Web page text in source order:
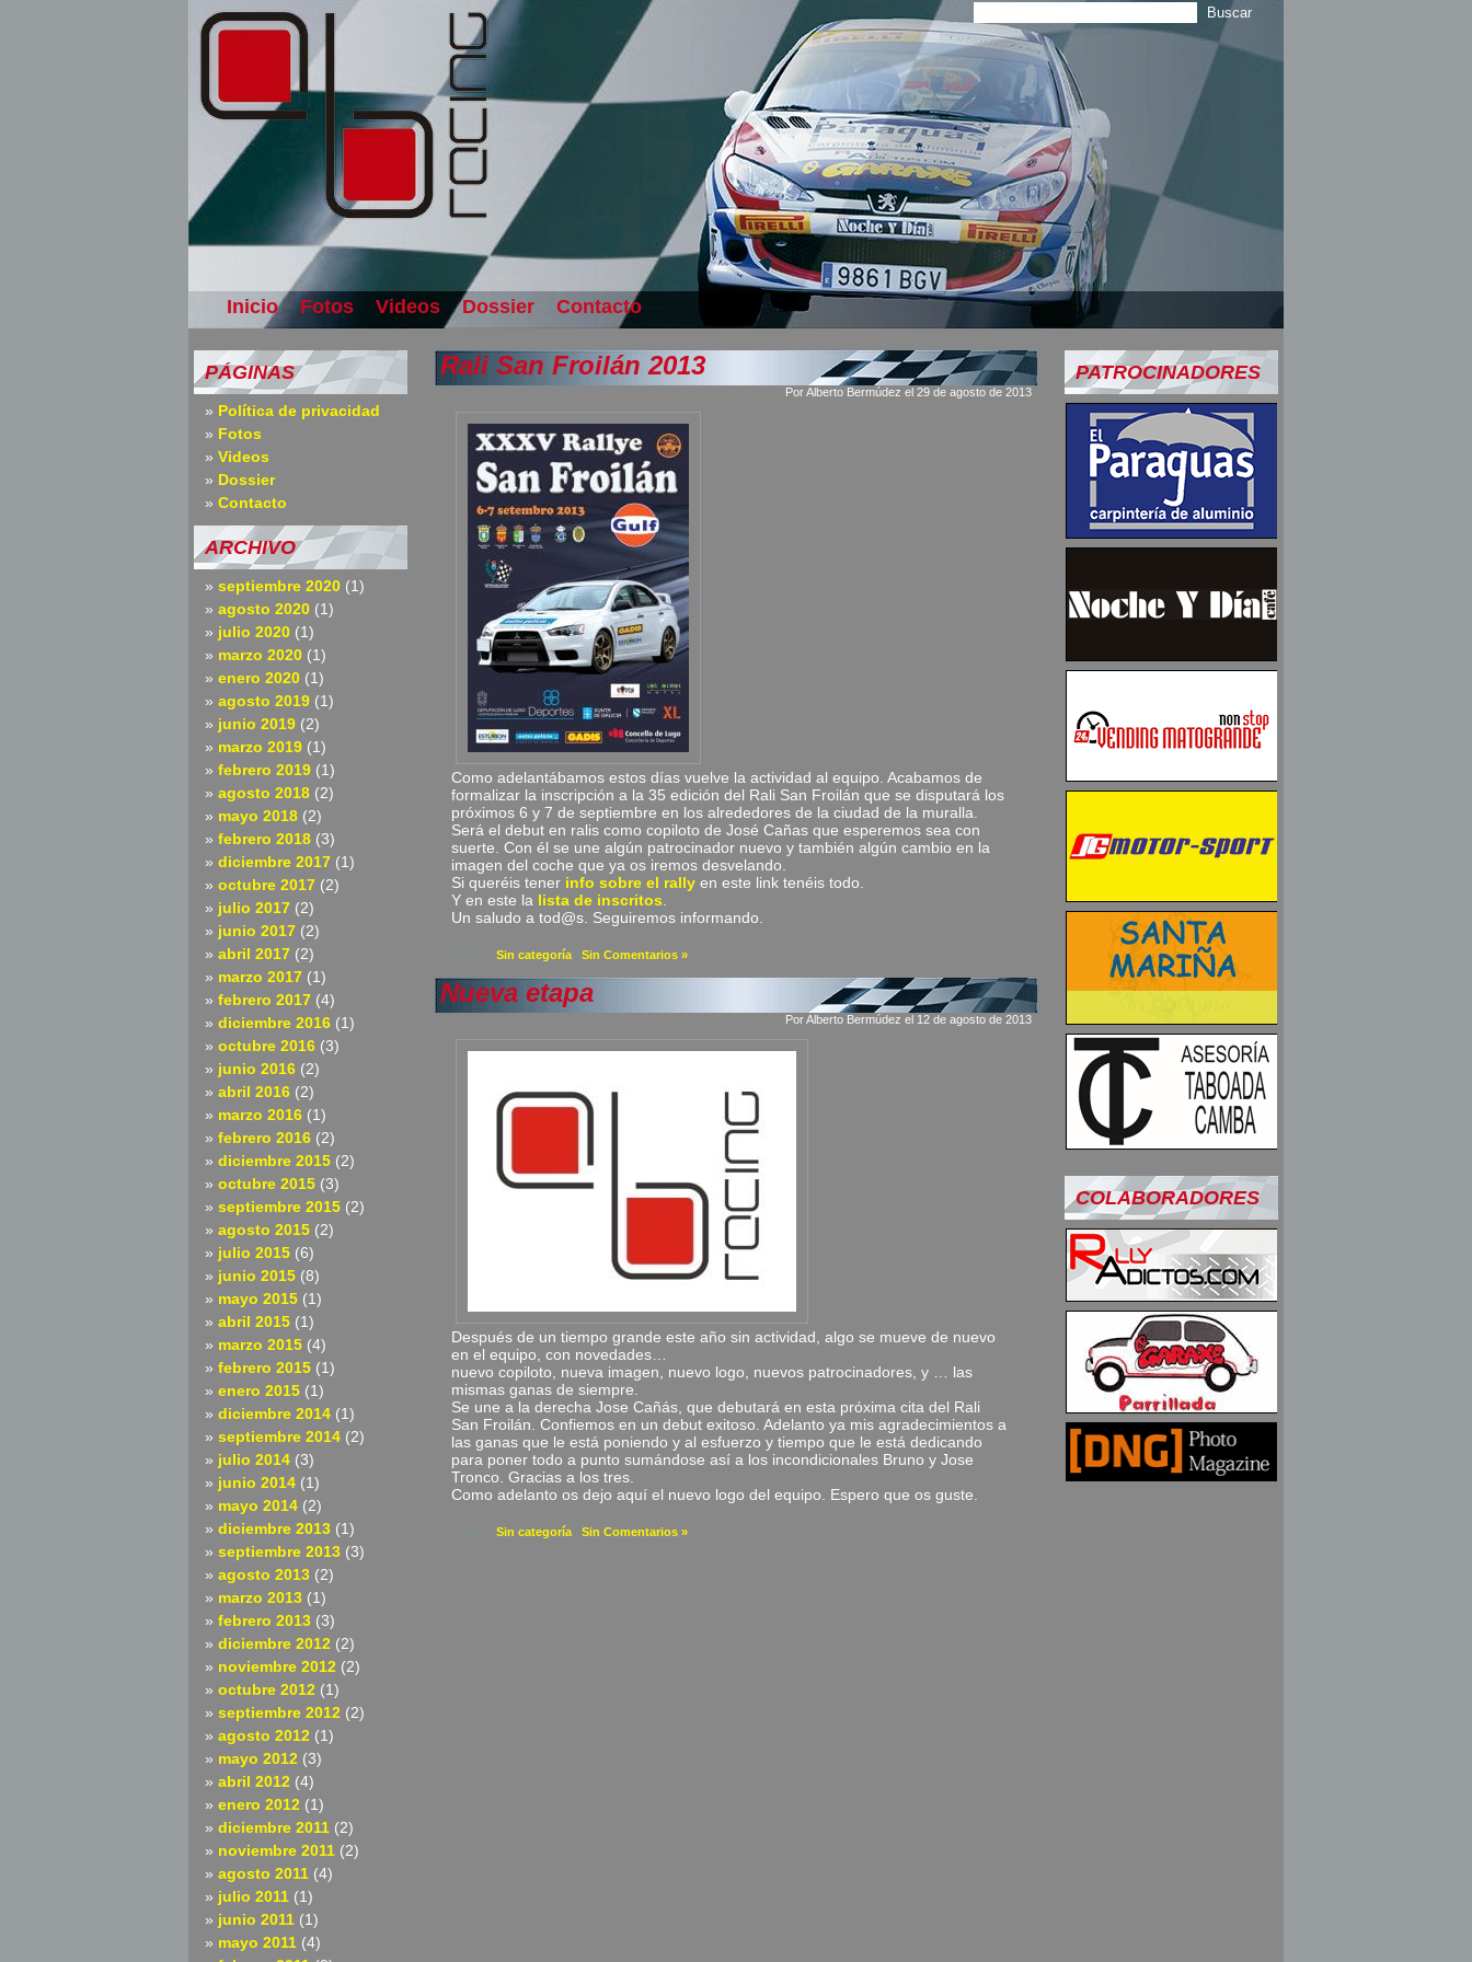
Inicio Fotos Videos Dossier Contacto
PÁGINAS
Política de privacidad
Fotos
Videos
Dossier
Contacto
ARCHIVO
septiembre 2020 (1)
agosto 2020 (1)
julio 2020 (1)
marzo 2020 (1)
enero 2020 (1)
agosto 2019 (1)
junio 2019 (2)
marzo 2019 (1)
febrero 2019 (1)
agosto 2018 (2)
mayo 2018 (2)
febrero 2018 (3)
diciembre 2017 (1)
octubre 2017 (2)
julio 2017 (2)
junio 2017 (2)
abril 2017 (2)
marzo 2017 (1)
febrero 2017 (4)
diciembre 2016 (1)
octubre 2016 (3)
junio 2016 (2)
abril 2016 (2)
marzo 2016 (1)
febrero 2016 (2)
diciembre 2015 (2)
octubre 2015 (3)
septiembre 2015 (2)
agosto 2015 (2)
julio 2015 (6)
junio 2015 (8)
mayo 2015 (1)
abril 2015 (1)
marzo 2015 (4)
febrero 2015 (1)
enero 2015 (1)
diciembre 2014 (1)
septiembre 2014 (2)
julio 2014 (3)
junio 2014 (1)
mayo 2014 (2)
diciembre 2013 (1)
septiembre 2013 (3)
agosto 2013 (2)
marzo 2013 (1)
febrero 2013 (3)
diciembre 2012 (2)
noviembre 2012 (2)
octubre 2012 (1)
septiembre 2012 (2)
agosto 2012 (1)
mayo 2012 (3)
abril 2012 (4)
enero 2012 (1)
diciembre 2011 (2)
noviembre 2011 (2)
agosto 2011 (4)
julio 2011 (1)
junio 2011 (1)
mayo 2011 (4)
Rali San Froilán 2013
Por Alberto Bermúdez el 29 de agosto de 2013
Como adelantábamos estos días vuelve la actividad al equipo. Acabamos de
formalizar la inscripción a la 35 edición del Rali San Froilán que se disputará los
próximos 6 y 7 de septiembre en los alrededores de la ciudad de la muralla.
Será el debut en ralis como copiloto de José Cañas que esperemos sea con
suerte. Con él se une algún patrocinador nuevo y también algún cambio en la
imagen del coche que ya os iremos desvelando.
Si queréis tener info sobre el rally en este link tenéis todo.
Y en este la lista de inscritos
Un saludo a tod@s. Seguiremos informando.
Sin categoría Sin Comentarios »
Nueva etapa
Por Alberto Bermúdez el 12 de agosto de 2013
Después de un tiempo grande este año sin actividad, algo se mueve de nuevo
en el equipo, con novedades…
nuevo copiloto, nueva imagen, nuevo logo, nuevos patrocinadores, y … las
mismas ganas de siempre.
Se une a la derecha Jose Cañás, que debutará en esta próxima cita del Rali
San Froilán. Confiemos en un debut exitoso. Adelanto ya mis agradecimientos a
las ganas que le está poniendo y al esfuerzo y tiempo que le está dedicando
para poner todo a punto sumándose así a los incondicionales Bruno y Jose
Tronco. Gracias a los tres.
Como adelanto os dejo aquí el nuevo logo del equipo. Espero que os guste.
Sin categoría Sin Comentarios »
PATROCINADORES
COLABORADORES